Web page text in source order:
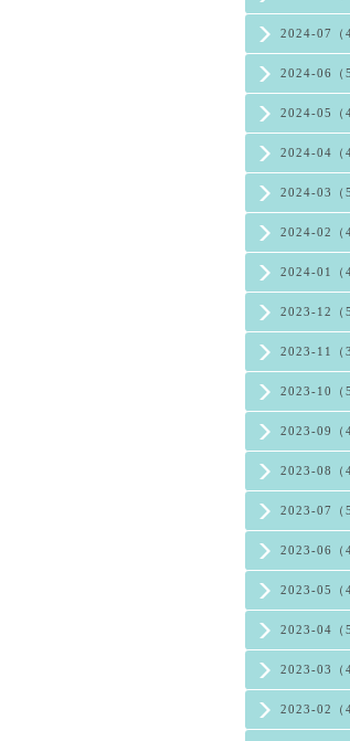
2024-07（4
2024-06（5
2024-05（4
2024-04（4
2024-03（5
2024-02（4
2024-01（4
2023-12（5
2023-11（3
2023-10（5
2023-09（4
2023-08（4
2023-07（5
2023-06（4
2023-05（4
2023-04（5
2023-03（4
2023-02（4